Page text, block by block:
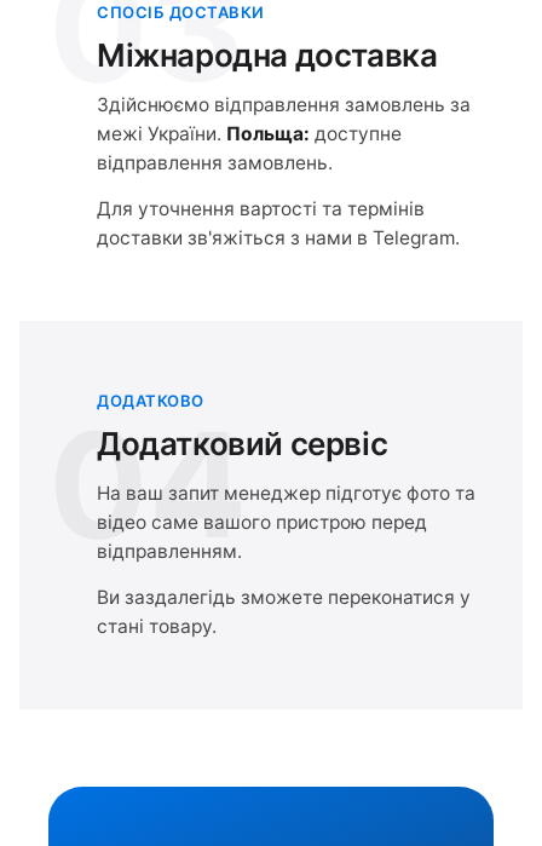
СПОСІБ ДОСТАВКИ
Міжнародна доставка
Здійснюємо відправлення замовлень за
межі України. Польща: доступне
відправлення замовлень.
Для уточнення вартості та термінів
доставки зв'яжіться з нами в Telegram.
04
ДОДАТКОВО
Додатковий сервіс
На ваш запит менеджер підготує фото та
відео саме вашого пристрою перед
відправленням.
Ви заздалегідь зможете переконатися у
стані товару.